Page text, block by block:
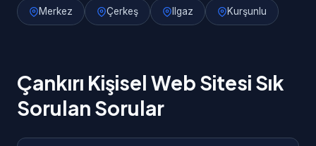
Merkez Çerkeş Ilgaz Kurşunlu
Çankırı Kişisel Web Sitesi Sık
Sorulan Sorular